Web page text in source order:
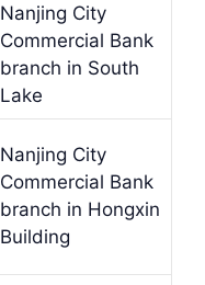
Nanjing City
Commercial Bank
branch in South
Lake
Nanjing City
Commercial Bank
branch in Hongxin
Building